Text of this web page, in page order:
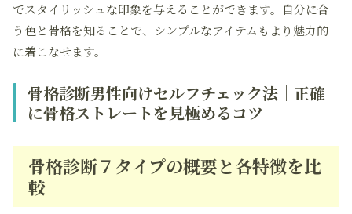
でスタイリッシュな印象を与えることができます。自分に合
う色と骨格を知ることで、シンプルなアイテムもより魅力的
に着こなせます。
骨格診断男性向けセルフチェック法｜正確
に骨格ストレートを見極めるコツ
骨格診断７タイプの概要と各特徴を比
較